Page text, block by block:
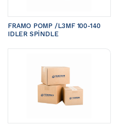
FRAMO POMP /L3MF 100-140
IDLER SPİNDLE